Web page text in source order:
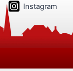
Instagram